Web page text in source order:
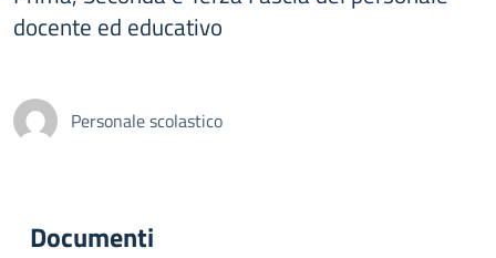
docente ed educativo
Personale scolastico
Documenti